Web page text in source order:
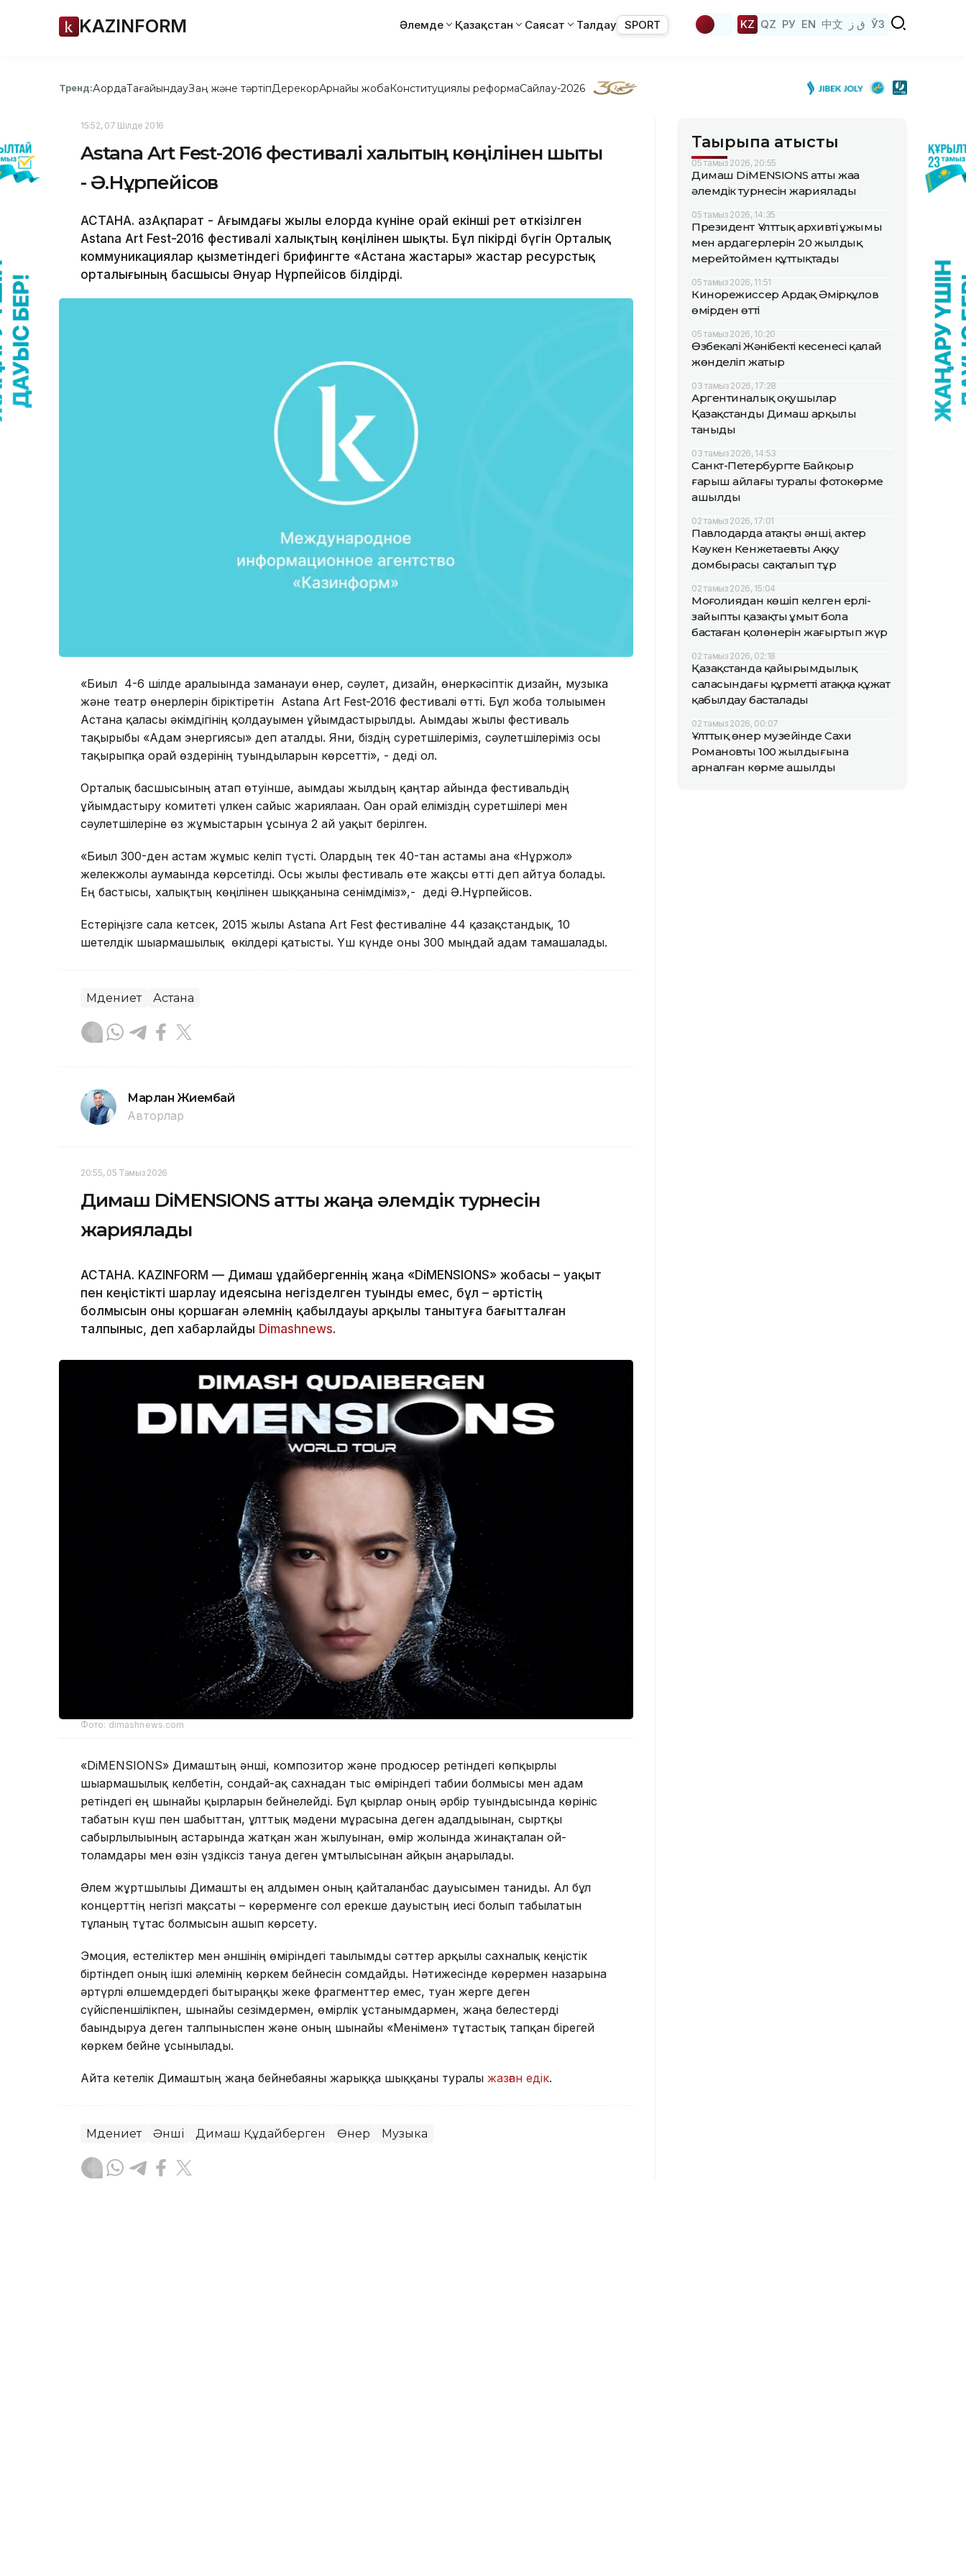
KAZINFORM Әлемде Қазақстан Саясат Талдау SPORT KZ QZ РУ EN 中文 ق ز ЎЗ
Тренд:АқордаТағайындауЗаң және тәртіпДерекқорАрнайы жобаКонституциялық реформаСайлау-2026
15:52, 07 Шілде 2016
Astana Art Fest-2016 фестивалі халықтың көңілінен шықты
- Ә.Нұрпейісов
АСТАНА. ҚазАқпарат - Ағымдағы жылы елорда күніне орай екінші рет өткізілген
Astana Art Fest-2016 фестивалі халықтың көңілінен шықты. Бұл пікірді бүгін Орталық
коммуникациялар қызметіндегі брифингте «Астана жастары» жастар ресурстық
орталығының басшысы Әнуар Нұрпейісов білдірді.
«Биыл 4-6 шілде аралығында заманауи өнер, сәулет, дизайн, өнеркәсіптік дизайн, музыка
және театр өнерлерін біріктіретін Astana Art Fest-2016 фестивалі өтті. Бұл жоба толығымен
Астана қаласы әкімдігінің қолдауымен ұйымдастырылды. Ағымдағы жылғы фестиваль
тақырыбы «Адам энергиясы» деп аталды. Яғни, біздің суретшілеріміз, сәулетшілеріміз осы
тақырыпқа орай өздерінің туындыларын көрсетті», - деді ол.
Орталық басшысының атап өтуінше, ағымдағы жылдың қаңтар айында фестивальдің
ұйымдастыру комитеті үлкен сайыс жариялаған. Оған орай еліміздің суретшілері мен
сәулетшілеріне өз жұмыстарын ұсынуға 2 ай уақыт берілген.
«Биыл 300-ден астам жұмыс келіп түсті. Олардың тек 40-тан астамы ғана «Нұржол»
желекжолы аумағында көрсетілді. Осы жылғы фестиваль өте жақсы өтті деп айтуға болады.
Ең бастысы, халықтың көңілінен шыққанына сенімдіміз»,- деді Ә.Нұрпейісов.
Естеріңізге сала кетсек, 2015 жылы Astana Art Fest фестиваліне 44 қазақстандық, 10
шетелдік шығармашылық өкілдері қатысты. Үш күнде оны 300 мыңдай адам тамашалады.
Мәдениет Астана
Марлан Жиембай
Авторлар
20:55, 05 Тамыз 2026
Димаш DiMENSIONS атты жаңа әлемдік турнесін
жариялады
АСТАНА. KAZINFORM — Димаш Құдайбергеннің жаңа «DiMENSIONS» жобасы – уақыт
пен кеңістікті шарлау идеясына негізделген туынды емес, бұл – әртістің
болмысын оны қоршаған әлемнің қабылдауы арқылы танытуға бағытталған
талпыныс, деп хабарлайды Dimashnews.
Фото: dimashnews.com
«DiMENSIONS» Димаштың әнші, композитор және продюсер ретіндегі көпқырлы
шығармашылық келбетін, сондай-ақ сахнадан тыс өміріндегі табиғи болмысы мен адам
ретіндегі ең шынайы қырларын бейнелейді. Бұл қырлар оның әрбір туындысында көрініс
табатын күш пен шабыттан, ұлттық мәдени мұрасына деген адалдығынан, сыртқы
сабырлылығының астарында жатқан жан жылуынан, өмір жолында жинақталған ой-
толғамдары мен өзін үздіксіз тануға деген ұмтылысынан айқын аңғарылады.
Әлем жұртшылығы Димашты ең алдымен оның қайталанбас дауысымен таниды. Ал бұл
концерттің негізгі мақсаты – көрерменге сол ерекше дауыстың иесі болып табылатын
тұлғаның тұтас болмысын ашып көрсету.
Эмоция, естеліктер мен әншінің өміріндегі тағылымды сәттер арқылы сахналық кеңістік
біртіндеп оның ішкі әлемінің көркем бейнесін сомдайды. Нәтижесінде көрермен назарына
әртүрлі өлшемдердегі бытыраңқы жеке фрагменттер емес, туған жерге деген
сүйіспеншілікпен, шынайы сезімдермен, өмірлік ұстанымдармен, жаңа белестерді
бағындыруға деген талпыныспен және оның шынайы «Менімен» тұтастық тапқан бірегей
көркем бейне ұсынылады.
Айта кетелік Димаштың жаңа бейнебаяны жарыққа шыққаны туралы жазған едік.
Мәдениет Әнші Димаш Құдайберген Өнер Музыка
Тақырыпқа қатысты
05 тамыз 2026, 20:55
Димаш DiMENSIONS атты жаңа
әлемдік турнесін жариялады
05 тамыз 2026, 14:35
Президент Ұлттық архивтің ұжымы
мен ардагерлерін 20 жылдық
мерейтоймен құттықтады
05 тамыз 2026, 11:51
Кинорежиссер Ардақ Әмірқұлов
өмірден өтті
05 тамыз 2026, 10:20
Өзбекәлі Жәнібектің кесенесі қалай
жөнделіп жатыр
03 тамыз 2026, 17:28
Аргентиналық оқушылар
Қазақстанды Димаш арқылы
таныды
03 тамыз 2026, 14:53
Санкт-Петербургте Байқоңыр
ғарыш айлағы туралы фотокөрме
ашылды
02 тамыз 2026, 17:01
Павлодарда атақты әнші, актер
Кәукен Кенжетаевтың Аққу
домбырасы сақталып тұр
02 тамыз 2026, 15:04
Моңғолиядан көшіп келген ерлі-
зайыпты қазақтың ұмыт бола
бастаған қолөнерін жаңғыртып жүр
02 тамыз 2026, 02:18
Қазақстанда қайырымдылық
саласындағы құрметті атаққа құжат
қабылдау басталады
02 тамыз 2026, 00:07
Ұлттық өнер музейінде Сахи
Романовтың 100 жылдығына
арналған көрме ашылды